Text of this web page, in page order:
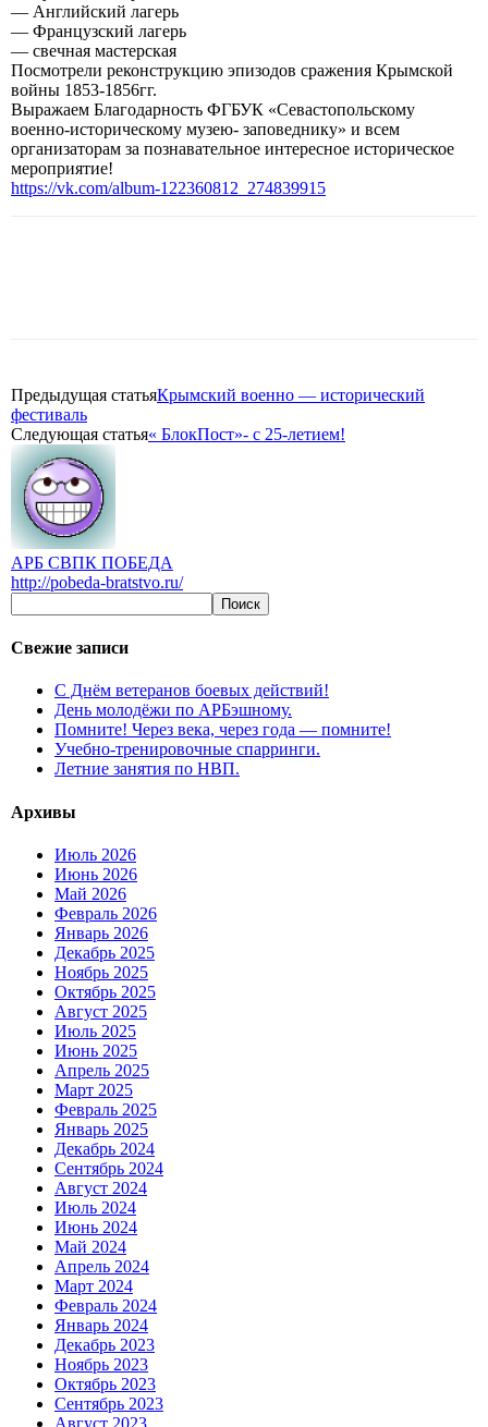
— Английский лагерь
— Французский лагерь
— свечная мастерская
Посмотрели реконструкцию эпизодов сражения Крымской
войны 1853-1856гг.
Выражаем Благодарность ФГБУК «Севастопольскому
военно-историческому музею- заповеднику» и всем
организаторам за познавательное интересное историческое
мероприятие!
https://vk.com/album-122360812_274839915
Предыдущая статьяКрымский военно — исторический
фестиваль
Следующая статья« БлокПост»- с 25-летием!
АРБ СВПК ПОБЕДА
http://pobeda-bratstvo.ru/
Свежие записи
С Днём ветеранов боевых действий!
День молодёжи по АРБэшному.
Помните! Через века, через года — помните!
Учебно-тренировочные спарринги.
Летние занятия по НВП.
Архивы
Июль 2026
Июнь 2026
Май 2026
Февраль 2026
Январь 2026
Декабрь 2025
Ноябрь 2025
Октябрь 2025
Август 2025
Июль 2025
Июнь 2025
Апрель 2025
Март 2025
Февраль 2025
Январь 2025
Декабрь 2024
Сентябрь 2024
Август 2024
Июль 2024
Июнь 2024
Май 2024
Апрель 2024
Март 2024
Февраль 2024
Январь 2024
Декабрь 2023
Ноябрь 2023
Октябрь 2023
Сентябрь 2023
Август 2023